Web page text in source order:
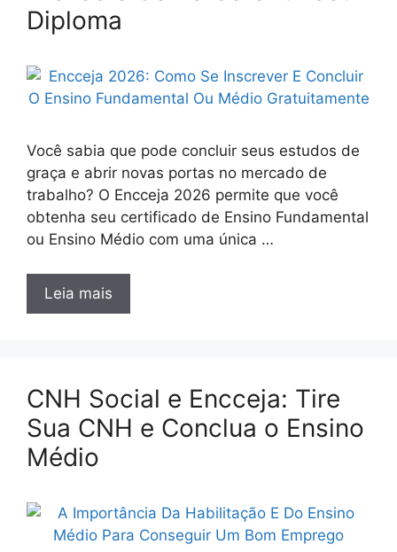
Diploma
Você sabia que pode concluir seus estudos de
graça e abrir novas portas no mercado de
trabalho? O Encceja 2026 permite que você
obtenha seu certificado de Ensino Fundamental
ou Ensino Médio com uma única …
Leia mais
CNH Social e Encceja: Tire
Sua CNH e Conclua o Ensino
Médio